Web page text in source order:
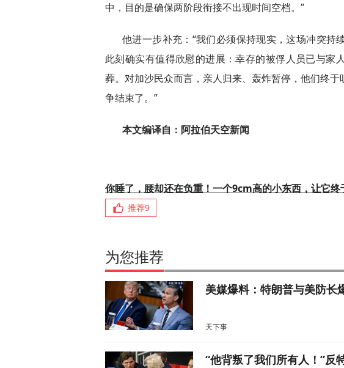
中，目的是确保两阶段衔接不出现时间空档。”
他进一步补充：“我们必须保持现实，这场冲突持
此刻确实有值得欣慰的进展：幸存的被俘人员已与家
葬。对加沙民众而言，亲人归来、轰炸暂停，他们终
争结束了。”
本文编译自：阿拉伯天空新闻
你睡了，腰却还在负重！一个9cm高的小东西，让它终
推荐9
为您推荐
美媒爆料：特朗普与美防长
天下事
“他背叛了我们所有人！”反